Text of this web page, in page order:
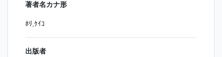
著者名カナ形
ﾎﾘ,ｹｲｺ
出版者